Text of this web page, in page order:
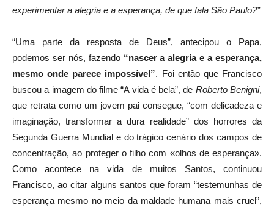
experimentar a alegria e a esperança, de que fala São Paulo?”
“Uma parte da resposta de Deus”, antecipou o Papa,
podemos ser nós, fazendo “nascer a alegria e a esperança,
mesmo onde parece impossível”. Foi então que Francisco
buscou a imagem do filme “A vida é bela”, de Roberto Benigni,
que retrata como um jovem pai consegue, “com delicadeza e
imaginação, transformar a dura realidade” dos horrores da
Segunda Guerra Mundial e do trágico cenário dos campos de
concentração, ao proteger o filho com «olhos de esperança».
Como acontece na vida de muitos Santos, continuou
Francisco, ao citar alguns santos que foram “testemunhas de
esperança mesmo no meio da maldade humana mais cruel”,